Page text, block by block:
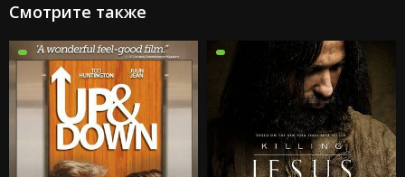
Смотрите также